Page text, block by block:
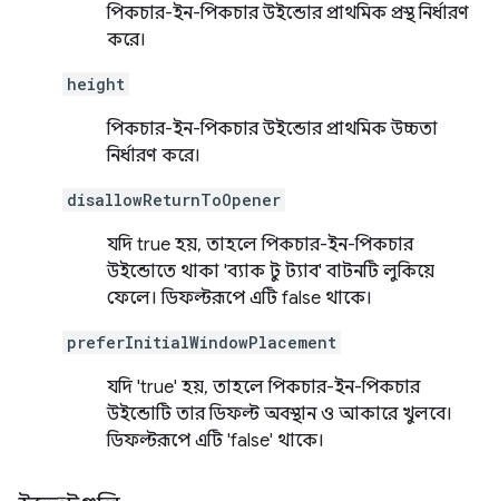
পিকচার-ইন-পিকচার উইন্ডোর প্রাথমিক প্রস্থ নির্ধারণ
করে।
height
পিকচার-ইন-পিকচার উইন্ডোর প্রাথমিক উচ্চতা
নির্ধারণ করে।
disallowReturnToOpener
যদি true হয়, তাহলে পিকচার-ইন-পিকচার
উইন্ডোতে থাকা 'ব্যাক টু ট্যাব' বাটনটি লুকিয়ে
ফেলে। ডিফল্টরূপে এটি false থাকে।
preferInitialWindowPlacement
যদি 'true' হয়, তাহলে পিকচার-ইন-পিকচার
উইন্ডোটি তার ডিফল্ট অবস্থান ও আকারে খুলবে।
ডিফল্টরূপে এটি 'false' থাকে।